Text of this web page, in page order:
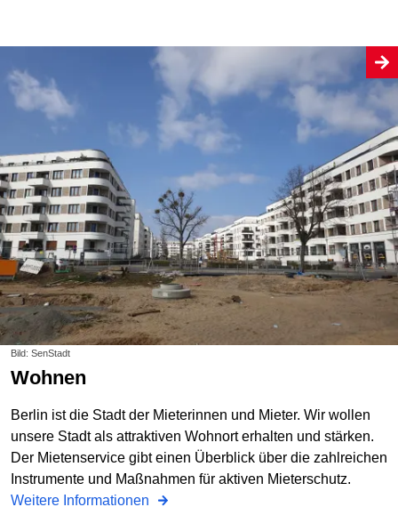
Bild: SenStadt
Wohnen
Berlin ist die Stadt der Mieterinnen und Mieter. Wir wollen
unsere Stadt als attraktiven Wohnort erhalten und stärken.
Der Mietenservice gibt einen Überblick über die zahlreichen
Instrumente und Maßnahmen für aktiven Mieterschutz.
Weitere Informationen